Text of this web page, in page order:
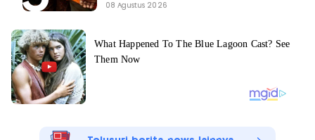
08 Agustus 2026